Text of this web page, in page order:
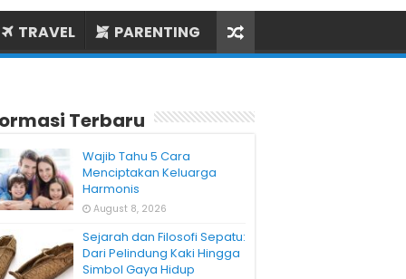
TRAVEL PARENTING
Terbaru
Wajib Tahu 5 Cara
Menciptakan Keluarga
Harmonis
August 8, 2026
Sejarah dan Filosofi Sepatu:
Dari Pelindung Kaki Hingga
Simbol Gaya Hidup